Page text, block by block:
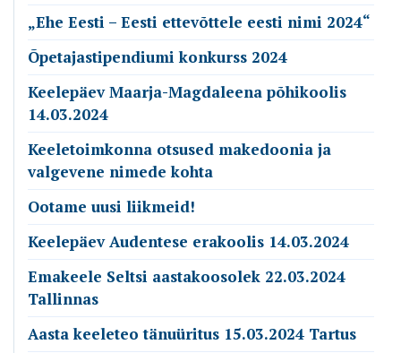
„Ehe Eesti – Eesti ettevõttele eesti nimi 2024“
Õpetajastipendiumi konkurss 2024
Keelepäev Maarja-Magdaleena põhikoolis
14.03.2024
Keeletoimkonna otsused makedoonia ja
valgevene nimede kohta
Ootame uusi liikmeid!
Keelepäev Audentese erakoolis 14.03.2024
Emakeele Seltsi aastakoosolek 22.03.2024
Tallinnas
Aasta keeleteo tänuüritus 15.03.2024 Tartus